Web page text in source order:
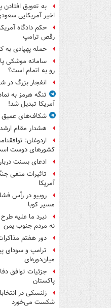
به تعویق
اخیر آمریکایی
حکم دادگاه
رقص ترامپ
حمله پهپادی به
سامانه موشکی
رو به اتمام است؟
انفجار بزرگ در
تنگه هرمز به
آمریکا تبدیل شد!
شکاف‌های عمیق
هشدار مقام
اردوغان:
کشورهای دوست
ادعای بسنت
تاثیرات منفی
آمریکا
روبیو در رأس
مسیر کوبا
نبرد ما علیه
نه مردم جنوب یمن
دور هفتم
ترامپ و سودای
میان‌دوره‌ای
جزئیات توافق
پاکستان
زلنسکی در
شکست می‌خورد